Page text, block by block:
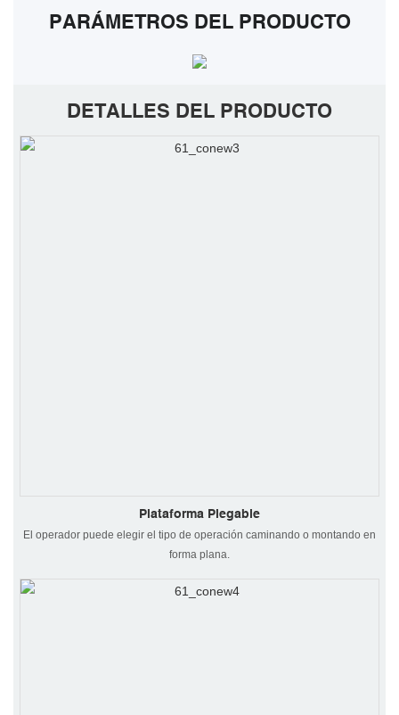
PARÁMETROS DEL PRODUCTO
DETALLES DEL PRODUCTO
Plataforma Plegable
El operador puede elegir el tipo de operación caminando o montando en
forma plana.